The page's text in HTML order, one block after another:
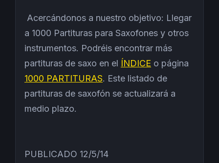
Acercándonos a nuestro objetivo: Llegar
a 1000 Partituras para Saxofones y otros
instrumentos. Podréis encontrar más
partituras de saxo en el ÍNDICE o página
1000 PARTITURAS. Este listado de
partituras de saxofón se actualizará a
medio plazo.
PUBLICADO 12/5/14